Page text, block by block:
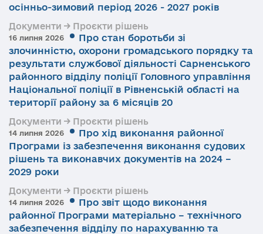
осінньо-зимовий період 2026 - 2027 років
Документи → Проєкти рішень
16 липня 2026
Про стан боротьби зі
злочинністю, охорони громадського порядку та
результати службової діяльності Сарненського
районного відділу поліції Головного управління
Національної поліції в Рівненській області на
території району за 6 місяців 20
Документи → Проєкти рішень
14 липня 2026
Про хід виконання районної
Програми із забезпечення виконання судових
рішень та виконавчих документів на 2024 –
2029 роки
Документи → Проєкти рішень
14 липня 2026
Про звіт щодо виконання
районної Програми матеріально – технічного
забезпечення відділу по нарахуванню та